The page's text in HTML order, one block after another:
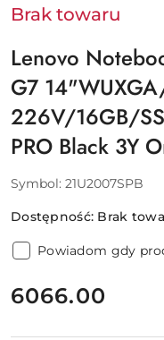
Brak towaru
Lenovo
G7
226V/16GB/
PRO Black 3Y
Symbol: 21U2007SPB
Dostępność: Brak
Powiadom gdy
cena:
6066.00